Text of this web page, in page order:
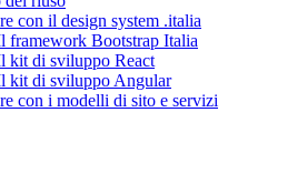
con il design system .italia
framework Bootstrap Italia
kit di sviluppo React
kit di sviluppo Angular
con i modelli di sito e servizi